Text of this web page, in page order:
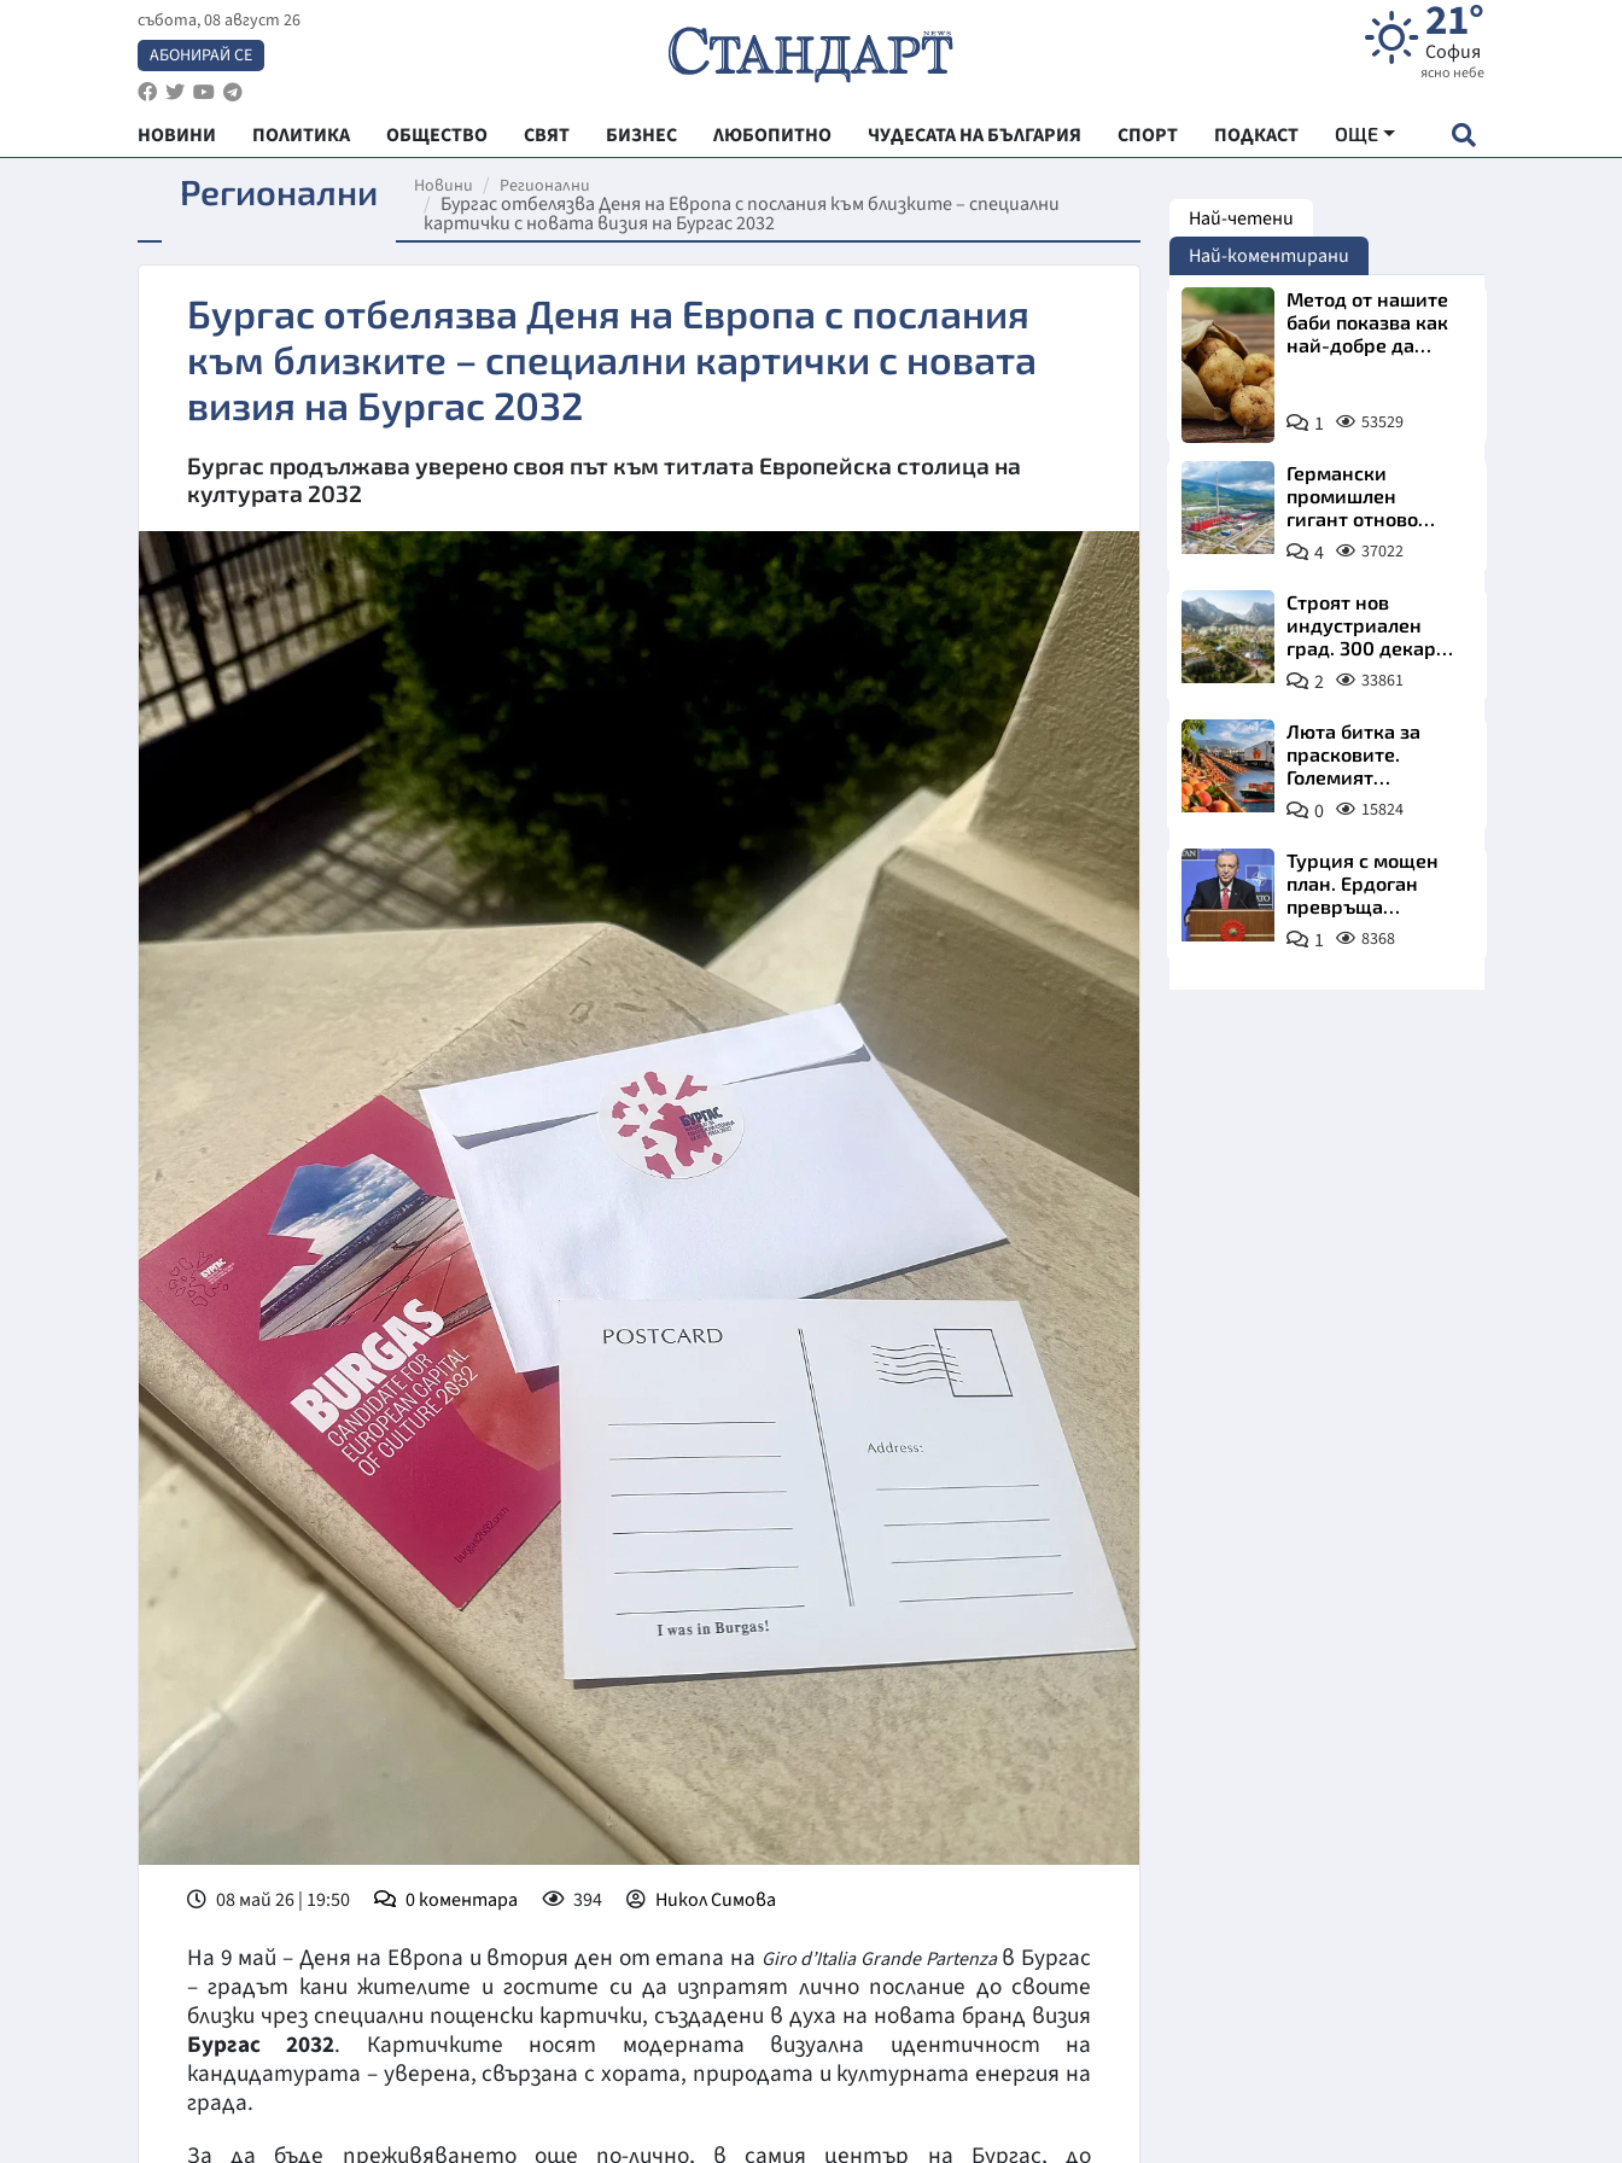
събота, 08 август 26
АБОНИРАЙ СЕ
21°
София
ясно небе
НОВИНИ ПОЛИТИКА ОБЩЕСТВО СВЯТ БИЗНЕС ЛЮБОПИТНО ЧУДЕСАТА НА БЪЛГАРИЯ СПОРТ ПОДКАСТ ОЩЕ
МЛАДЕЖКА АКАДЕМИЯ "ЧУДЕСАТА НА БЪЛГАРИЯ"
ЗДРАВЕ
ОБРАЗОВАНИЕ
ДА!НА БЪЛГАРСКАТА ХРАНА
ДА! НА БЪЛГАРСКАТА ИКОНОМИКА
КУЛТУРА
ПРАВОСЪДИЕ
КРИМИ
КИБЕРЗАЩИТНИЦИ
ВЯРА
ОБЯВИ
ВОЙНАТА В УКРАЙНА
ВРЕМЕТО
Регионални Новини Регионални
Бургас отбелязва Деня на Европа с послания към близките – специални
картички с новата визия на Бургас 2032
Бургас отбелязва Деня на Европа с послания
към близките – специални картички с новата
визия на Бургас 2032
Бургас продължава уверено своя път към титлата Европейска столица на
културата 2032
08 май 26 | 19:50 0коментара 394 Никол Симова
На 9 май – Деня на Европа и втория ден от етапа на Giro d’Italia Grande Partenzaв Бургас
– градът кани жителите и гостите си да изпратят лично послание до своите
близки чрез специални пощенски картички, създадени в духа на новата бранд визия
Бургас 2032. Картичките носят модерната визуална идентичност на
кандидатурата – уверена, свързана с хората, природата и културната енергия на
града.
За да бъде преживяването още по-лично, в самия център на Бургас, до
Най-четени
Най-коментирани
Снимка:
Пиксабей
Метод от нашите
баби показва как
най-добре да
1 53529
Германски
промишлен
гигант отново
позлатява наш
град
4 37022
Строят нов
индустриален
град. 300 декара
чакат златни
заводи
2 33861
Люта битка за
прасковите.
Големият
победител е
Турция
0 15824
Турция с мощен
план. Ердоган
превръща
Джейхан в
петролно чудо
1 8368